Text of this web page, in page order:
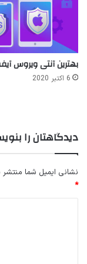
بهترین آنتی ویروس آیفون
6 اکتبر 2020
دیدگاهتان را
نشانی ایمیل شما
*